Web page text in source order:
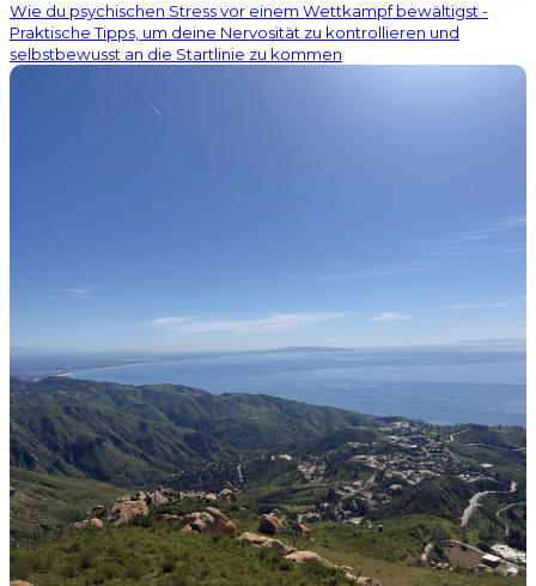
Wie du psychischen Stress vor einem Wettkampf bewältigst -
Praktische Tipps, um deine Nervosität zu kontrollieren und
selbstbewusst an die Startlinie zu kommen